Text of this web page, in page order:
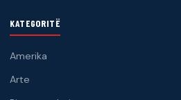
KATEGORITË
Amerika
Arte